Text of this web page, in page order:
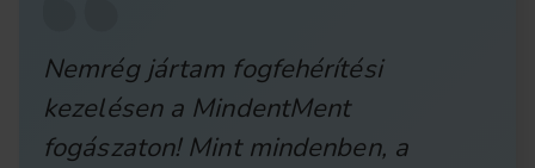
Nemrég jártam fogfehérítési
kezelésen a MindentMent
fogászaton! Mint mindenben, a